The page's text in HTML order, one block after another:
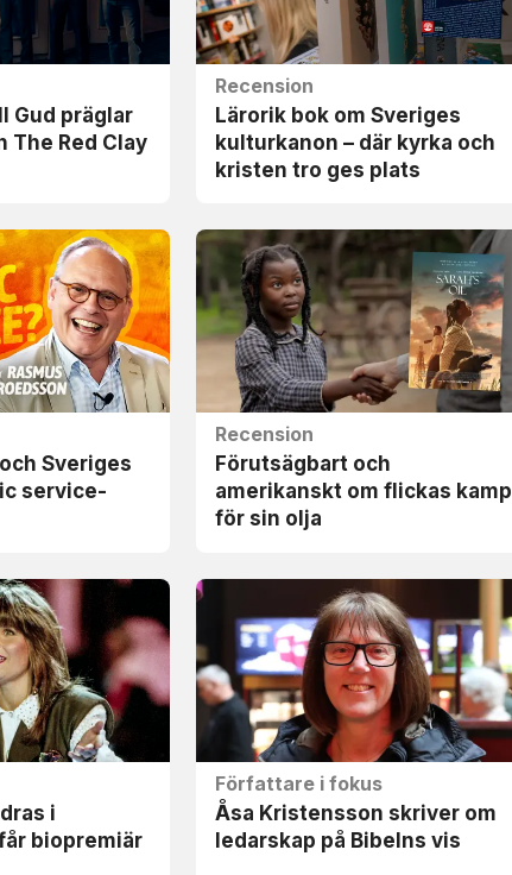
Gud präglar
The Red Clay
Recension
Lärorik bok om Sveriges
kultur­kanon – där kyrka och
kristen tro ges plats
Sveriges
service-
Recension
Förutsägbart och
amerikanskt om flickas kamp
för sin olja
i
bio­premiär
Författare i fokus
Åsa Kristensson skriver om
ledarskap på Bibelns vis